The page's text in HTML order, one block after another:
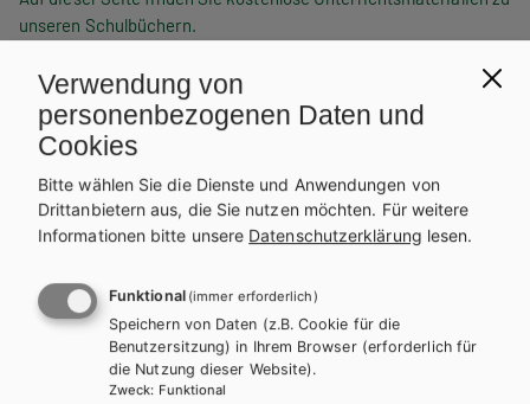
unseren Schulbüchern.
Für diese Inhalte müssen Sie mit einem Lehrerkonto
registriert sein.
INHALTE FÜR SCHÜLER/INNEN
HÖRVERSTÄNDNISÜBUNGEN
LEKTIONSVOKABULAR
Verwendung von
personenbezogenen Daten und
Cookies
Bitte wählen Sie die Dienste und Anwendungen von
Drittanbietern aus, die Sie nutzen möchten. Für weitere
Informationen bitte unsere Datenschutzerklärung lesen.
Funktional (immer erforderlich)
Speichern von Daten (z.B. Cookie für die
Benutzersitzung) in Ihrem Browser (erforderlich für
die Nutzung dieser Website).
Zweck: Funktional